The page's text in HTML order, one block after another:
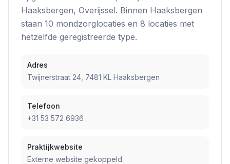
Haaksbergen, Overijssel. Binnen Haaksbergen
staan 10 mondzorglocaties en 8 locaties met
hetzelfde geregistreerde type.
Adres
Twijnerstraat 24, 7481 KL Haaksbergen
Telefoon
+31 53 572 6936
Praktijkwebsite
Externe website gekoppeld